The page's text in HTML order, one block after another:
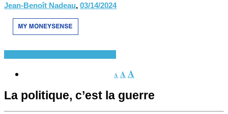
Jean-Benoît Nadeau, 03/14/2024
A AA
La politique, c’est la guerre